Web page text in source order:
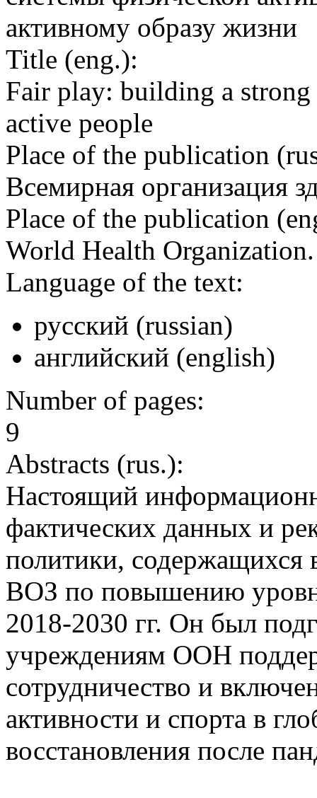
активному образу жизни
Title (eng.):
Fair play: building a
active people
Place of the publication
Всемирная организация
Place of the publication
World Health
Language of the text:
русский (russian)
английский (english)
Number of pages:
9
Abstracts (rus.):
Настоящий
фактических данных и
политики, содержащихся
ВОЗ по повышению
2018-2030 гг. Он был
учреждениям ООН
сотрудничество и
активности и спорта в
восстановления после